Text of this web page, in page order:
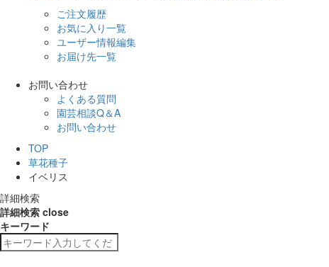
ご注文履歴
お気に入り一覧
ユーザー情報編集
お届け先一覧
お問い合わせ
よくある質問
園芸相談Q＆A
お問い合わせ
TOP
草花種子
イベリス
詳細検索
詳細検索 close
キーワード